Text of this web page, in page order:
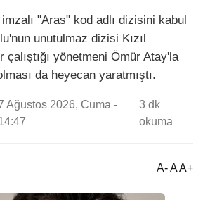
"Aras" kod adlı dizisini kabul
unutulmaz dizisi Kızıl
çalıştığı yönetmeni Ömür Atay'la
da heyecan yaratmıştı.
Ağustos 2026, Cuma -
3 dk
okuma
A- A A+